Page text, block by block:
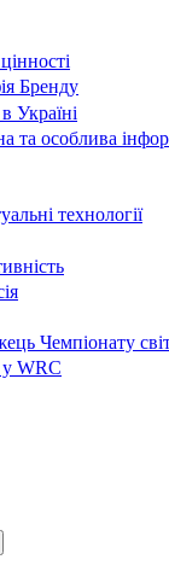
Бренду
Україні
та особлива
технології
Чемпіонату
WRC